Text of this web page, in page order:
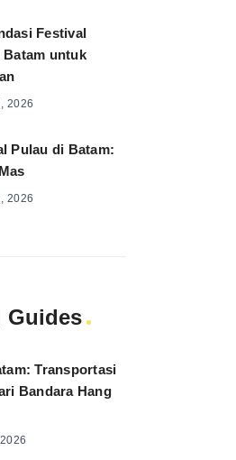
Festival
Batam untuk
2026
Pulau di Batam:
2026
Guides
Transportasi
Bandara Hang